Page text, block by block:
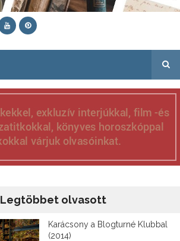
Legtöbbet olvasott
Karácsony a Blogturné Klubbal
(2014)